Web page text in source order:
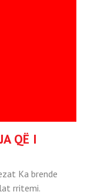
QË I
Ka brende
rritemi.